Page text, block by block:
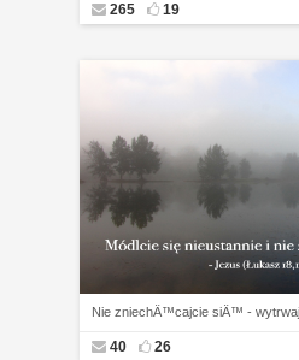
265 19
Nie zniechÄ™cajcie siÄ™ -
40 26